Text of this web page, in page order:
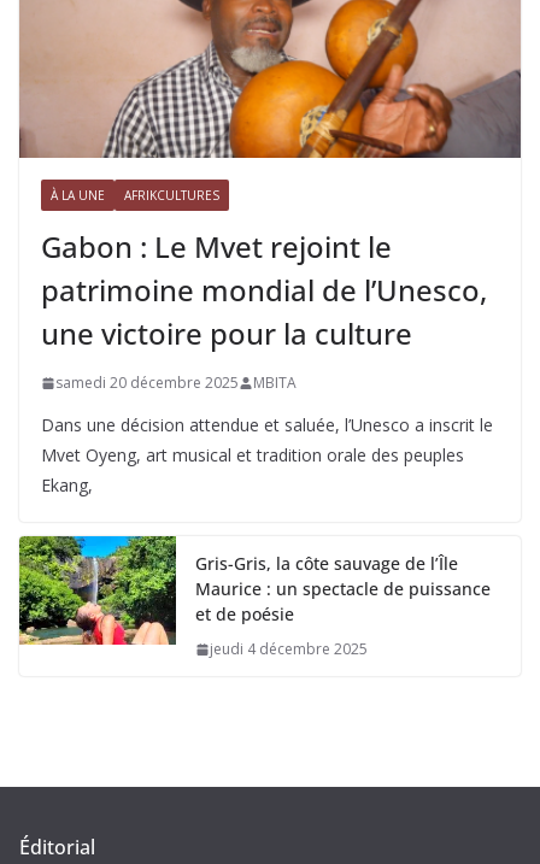
À LA UNE AFRIKCULTURES
Gabon : Le Mvet rejoint le
patrimoine mondial de l’Unesco,
une victoire pour la culture
samedi 20 décembre 2025 MBITA
Dans une décision attendue et saluée, l’Unesco a inscrit le
Mvet Oyeng, art musical et tradition orale des peuples
Ekang,
Gris-Gris, la côte sauvage de l’Île
Maurice : un spectacle de puissance
et de poésie
jeudi 4 décembre 2025
Éditorial